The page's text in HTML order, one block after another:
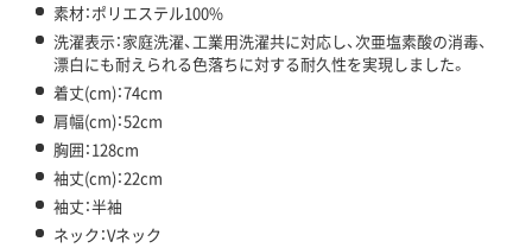
素材：ポリエステル100%
洗濯表示：家庭洗濯、工業用洗濯共に対応し、次亜塩素酸の消毒、
漂白にも耐えられる色落ちに対する耐久性を実現しました。
着丈(cm)：74cm
肩幅(cm)：52cm
胸囲：128cm
袖丈(cm)：22cm
袖丈：半袖
ネック：Vネック